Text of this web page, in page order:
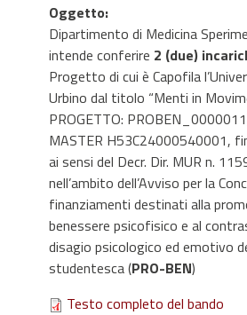
Oggetto:
Dipartimento di Medicina
intende conferire 2 (due)
Progetto di cui è Capofila
Urbino dal titolo “Menti in
PROGETTO:
MASTER H53C24000540001,
ai sensi del Decr. Dir. MUR n.
nell’ambito dell’Avviso per la
finanziamenti destinati alla
benessere psicofisico e al
disagio psicologico ed emotivo
studentesca (PRO-BEN)
Testo completo del bando